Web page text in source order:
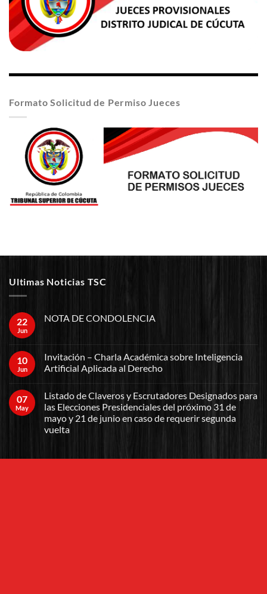
Formato Solicitud de Permiso Jueces
Ultimas Noticias TSC
22
Jun
NOTA DE CONDOLENCIA
10
Jun
Invitación – Charla Académica sobre Inteligencia
Artificial Aplicada al Derecho
07
May
Listado de Claveros y Escrutadores Designados para
las Elecciones Presidenciales del próximo 31 de
mayo y 21 de junio en caso de requerir segunda
vuelta